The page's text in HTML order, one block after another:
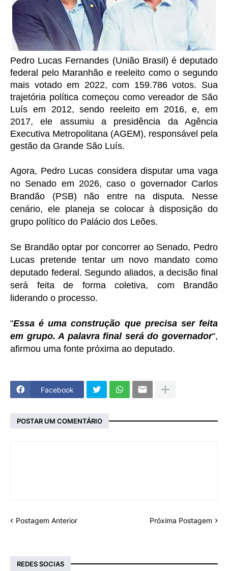
Pedro Lucas Fernandes (União Brasil) é deputado
federal pelo Maranhão e reeleito como o segundo
mais votado em 2022, com 159.786 votos. Sua
trajetória política começou como vereador de São
Luís em 2012, sendo reeleito em 2016, e, em
2017, ele assumiu a presidência da Agência
Executiva Metropolitana (AGEM), responsável pela
gestão da Grande São Luís.
Agora, Pedro Lucas considera disputar uma vaga
no Senado em 2026, caso o governador Carlos
Brandão (PSB) não entre na disputa. Nesse
cenário, ele planeja se colocar à disposição do
grupo político do Palácio dos Leões.
Se Brandão optar por concorrer ao Senado, Pedro
Lucas pretende tentar um novo mandato como
deputado federal. Segundo aliados, a decisão final
será feita de forma coletiva, com Brandão
liderando o processo.
"Essa é uma construção que precisa ser feita
em grupo. A palavra final será do governador",
afirmou uma fonte próxima ao deputado.
Facebook
POSTAR UM COMENTÁRIO
Postagem Anterior Próxima Postagem
REDES SOCIAS